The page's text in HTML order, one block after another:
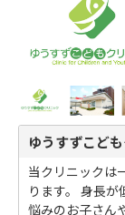
ゆうすずこど
当クリニックは
ります。 身長
悩みのお子さん